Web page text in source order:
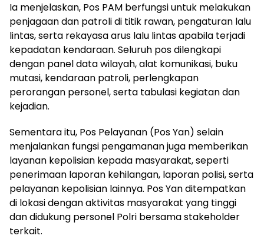
Ia menjelaskan, Pos PAM berfungsi untuk melakukan
penjagaan dan patroli di titik rawan, pengaturan lalu
lintas, serta rekayasa arus lalu lintas apabila terjadi
kepadatan kendaraan. Seluruh pos dilengkapi
dengan panel data wilayah, alat komunikasi, buku
mutasi, kendaraan patroli, perlengkapan
perorangan personel, serta tabulasi kegiatan dan
kejadian.
Sementara itu, Pos Pelayanan (Pos Yan) selain
menjalankan fungsi pengamanan juga memberikan
layanan kepolisian kepada masyarakat, seperti
penerimaan laporan kehilangan, laporan polisi, serta
pelayanan kepolisian lainnya. Pos Yan ditempatkan
di lokasi dengan aktivitas masyarakat yang tinggi
dan didukung personel Polri bersama stakeholder
terkait.